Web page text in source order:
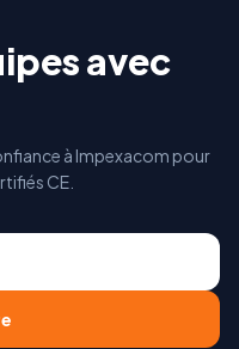
avec
à Impexacom pour
CE.